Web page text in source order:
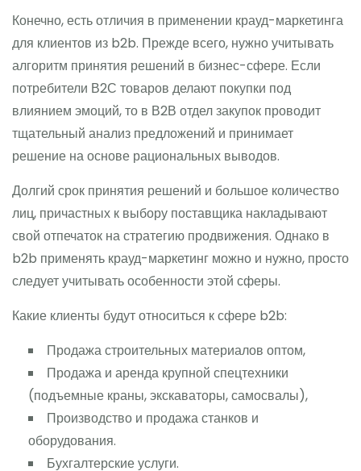
Конечно, есть отличия в применении крауд-маркетинга
для клиентов из b2b. Прежде всего, нужно учитывать
алгоритм принятия решений в бизнес-сфере. Если
потребители В2С товаров делают покупки под
влиянием эмоций, то в В2В отдел закупок проводит
тщательный анализ предложений и принимает
решение на основе рациональных выводов.
Долгий срок принятия решений и большое количество
лиц, причастных к выбору поставщика накладывают
свой отпечаток на стратегию продвижения. Однако в
b2b применять крауд-маркетинг можно и нужно, просто
следует учитывать особенности этой сферы.
Какие клиенты будут относиться к сфере b2b:
Продажа строительных материалов оптом,
Продажа и аренда крупной спецтехники
(подъемные краны, экскаваторы, самосвалы),
Производство и продажа станков и
оборудования.
Бухгалтерские услуги.